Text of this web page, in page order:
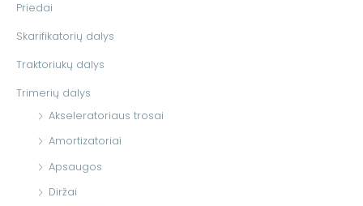
Priedai
Skarifikatorių dalys
Traktoriukų dalys
Trimerių dalys
Akseleratoriaus trosai
Amortizatoriai
Apsaugos
Diržai